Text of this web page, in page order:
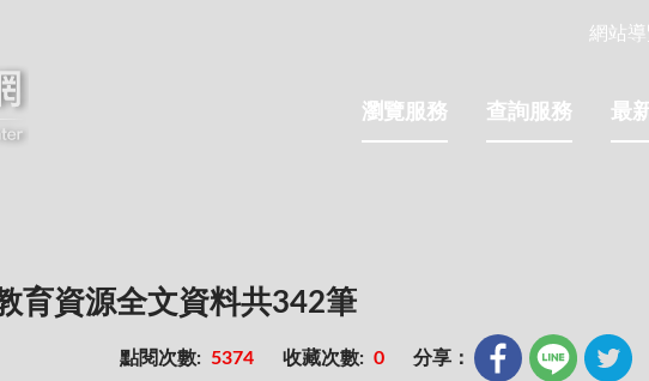
網站
瀏覽服務 查詢服務 最
育資源全文資料共342筆
點閱次數: 5374 收藏次數: 0 分享：